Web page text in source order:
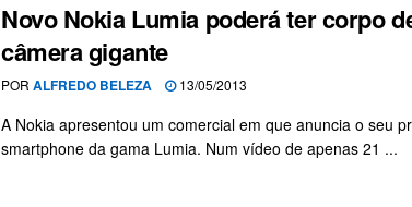
Novo Nokia Lumia poderá ter corpo
câmera gigante
POR ALFREDO BELEZA 13/05/2013
A Nokia apresentou um comercial em que anuncia o seu
smartphone da gama Lumia. Num vídeo de apenas 21 ...